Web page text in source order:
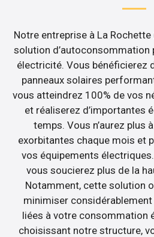
Notre entreprise à La
solution d’autoconsommation
électricité. Vous bénéficierez
panneaux solaires
vous atteindrez 100% de vos
et réaliserez d’importantes
temps. Vous n’aurez plus
exorbitantes chaque mois et
vos équipements
vous soucierez plus de la
Notamment, cette solution
minimiser
liées à votre consommation
choisissant notre structure,